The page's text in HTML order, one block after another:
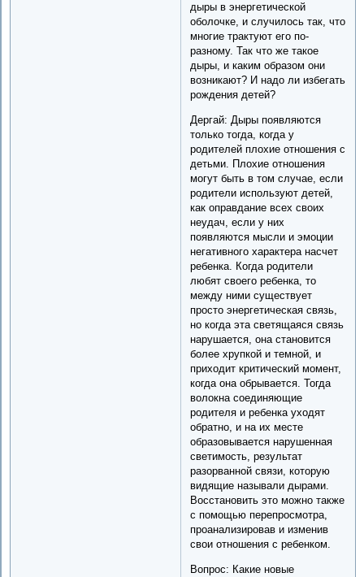
дыры в энергетической
оболочке, и случилось так, что
многие трактуют его по-
разному. Так что же такое
дыры, и каким образом они
возникают? И надо ли избегать
рождения детей?
Дергай: Дыры появляются
только тогда, когда у
родителей плохие отношения с
детьми. Плохие отношения
могут быть в том случае, если
родители используют детей,
как оправдание всех своих
неудач, если у них
появляются мысли и эмоции
негативного характера насчет
ребенка. Когда родители
любят своего ребенка, то
между ними существует
просто энергетическая связь,
но когда эта светящаяся связь
нарушается, она становится
более хрупкой и темной, и
приходит критический момент,
когда она обрывается. Тогда
волокна соединяющие
родителя и ребенка уходят
обратно, и на их месте
образовывается нарушенная
светимость, результат
разорванной связи, которую
видящие называли дырами.
Восстановить это можно также
с помощью перепросмотра,
проанализировав и изменив
свои отношения с ребенком.
Вопрос: Какие новые